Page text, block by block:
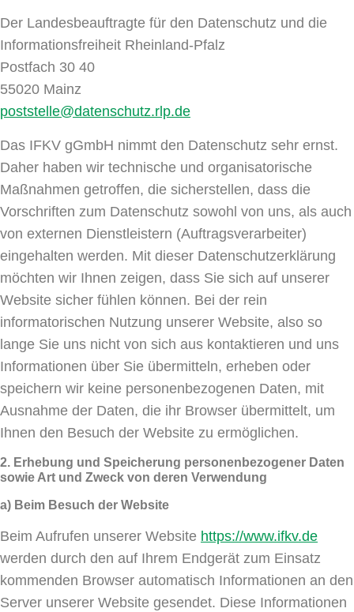
Der Landesbeauftragte für den Datenschutz und die
Informationsfreiheit Rheinland-Pfalz
Postfach 30 40
55020 Mainz
poststelle@datenschutz.rlp.de
Das IFKV gGmbH nimmt den Datenschutz sehr ernst.
Daher haben wir technische und organisatorische
Maßnahmen getroffen, die sicherstellen, dass die
Vorschriften zum Datenschutz sowohl von uns, als auch
von externen Dienstleistern (Auftragsverarbeiter)
eingehalten werden. Mit dieser Datenschutzerklärung
möchten wir Ihnen zeigen, dass Sie sich auf unserer
Website sicher fühlen können. Bei der rein
informatorischen Nutzung unserer Website, also so
lange Sie uns nicht von sich aus kontaktieren und uns
Informationen über Sie übermitteln, erheben oder
speichern wir keine personenbezogenen Daten, mit
Ausnahme der Daten, die ihr Browser übermittelt, um
Ihnen den Besuch der Website zu ermöglichen.
2. Erhebung und Speicherung personenbezogener Daten
sowie Art und Zweck von deren Verwendung
a) Beim Besuch der Website
Beim Aufrufen unserer Website https://www.ifkv.de
werden durch den auf Ihrem Endgerät zum Einsatz
kommenden Browser automatisch Informationen an den
Server unserer Website gesendet. Diese Informationen